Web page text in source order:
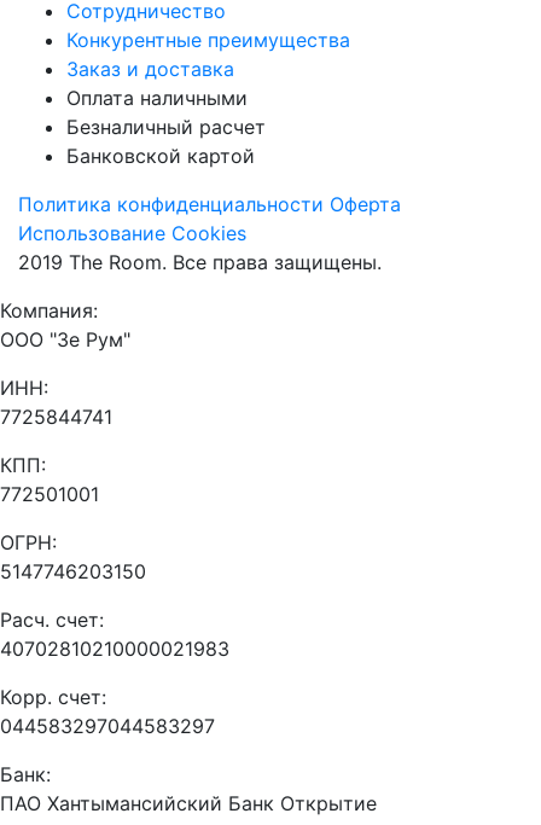
Сотрудничество
Конкурентные преимущества
Заказ и доставка
Оплата наличными
Безналичный расчет
Банковской картой
Политика конфиденциальности Оферта
Использование Cookies
2019 The Room. Все права защищены.
Компания:
ООО "Зе Рум"
ИНН:
7725844741
КПП:
772501001
ОГРН:
5147746203150
Расч. счет:
40702810210000021983
Корр. счет:
044583297044583297
Банк:
ПАО Хантымансийский Банк Открытие